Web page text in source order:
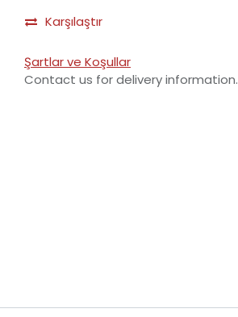
Karşılaştır
Şartlar ve Koşullar
Contact us for delivery information.